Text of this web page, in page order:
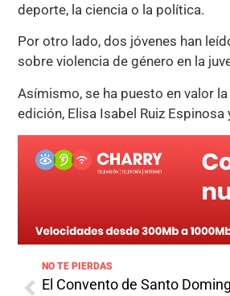
deporte, la ciencia o la política.
Por otro lado, dos jóvenes han
sobre violencia de género en la
Asímismo, se ha puesto en valor
edición, Elisa Isabel Ruiz
NO TE PIERDAS
El Convento de Santo